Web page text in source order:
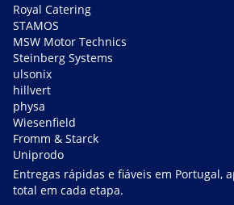
Royal Catering
STAMOS
MSW Motor Technics
Steinberg Systems
ulsonix
hillvert
physa
Wiesenfield
Fromm & Starck
Uniprodo
Entregas rápidas e fiáveis em Portugal,
total em cada etapa.